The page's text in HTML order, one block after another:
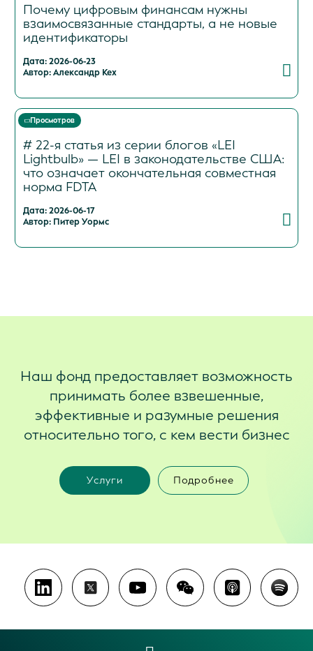
Почему цифровым финансам нужны
взаимосвязанные стандарты, а не новые
идентификаторы
Дата: 2026-06-23
Автор: Александр Кех
Просмотров
# 22-я статья из серии блогов «LEI
Lightbulb» — LEI в законодательстве США:
что означает окончательная совместная
норма FDTA
Дата: 2026-06-17
Автор: Питер Уормс
Наш фонд предоставляет возможность
принимать более взвешенные,
эффективные и разумные решения
относительно того, с кем вести бизнес
Услуги Подробнее